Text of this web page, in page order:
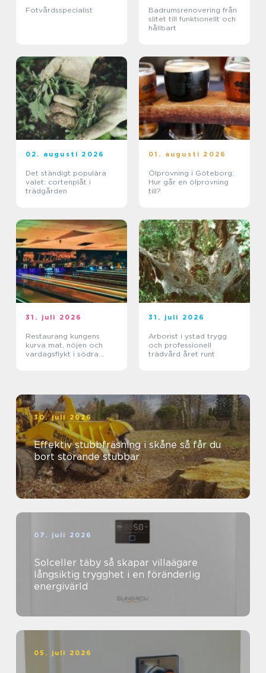
Fotvårdsspecialist
Badrumsrenovering från
slitet till funktionellt och
hållbart
02. augusti 2026
Det ständigt populära
valet: cortenplåt i
trädgården
01. augusti 2026
Ölprovning i Göteborg:
Hur går en ölprovning
till?
31. juli 2026
Restaurang kungens
kurva mat, nöjen och
vardagsflykt i södra
31. juli 2026
Arborist i ystad trygg
och professionell
trädvård året runt
30. juli 2026
Effektiv stubbfräsning i skåne så får du
bort störande stubbar
07. juli 2026
Solceller täby så skapar villaägare
långsiktig trygghet i en föränderlig
energivärld
05. juli 2026